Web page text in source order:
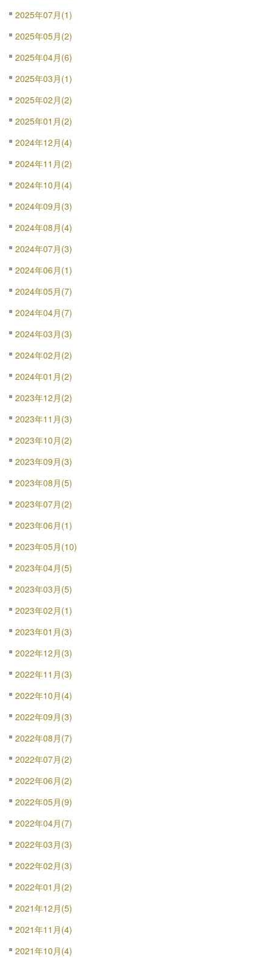
2025年07月(1)
2025年05月(2)
2025年04月(6)
2025年03月(1)
2025年02月(2)
2025年01月(2)
2024年12月(4)
2024年11月(2)
2024年10月(4)
2024年09月(3)
2024年08月(4)
2024年07月(3)
2024年06月(1)
2024年05月(7)
2024年04月(7)
2024年03月(3)
2024年02月(2)
2024年01月(2)
2023年12月(2)
2023年11月(3)
2023年10月(2)
2023年09月(3)
2023年08月(5)
2023年07月(2)
2023年06月(1)
2023年05月(10)
2023年04月(5)
2023年03月(5)
2023年02月(1)
2023年01月(3)
2022年12月(3)
2022年11月(3)
2022年10月(4)
2022年09月(3)
2022年08月(7)
2022年07月(2)
2022年06月(2)
2022年05月(9)
2022年04月(7)
2022年03月(3)
2022年02月(3)
2022年01月(2)
2021年12月(5)
2021年11月(4)
2021年10月(4)